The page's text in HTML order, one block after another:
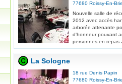
77680 Roissy-En-
Nouvelle salle de
2012 avec accès
arborée attenante
d'honneur pouvant
personnes en repas
La Sologne
18 rue Denis Papin
77680 Roissy-En-